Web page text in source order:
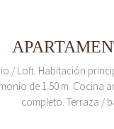
/ Loft. Habitación
de 1.50 m. Cocina
completo. Terraza /